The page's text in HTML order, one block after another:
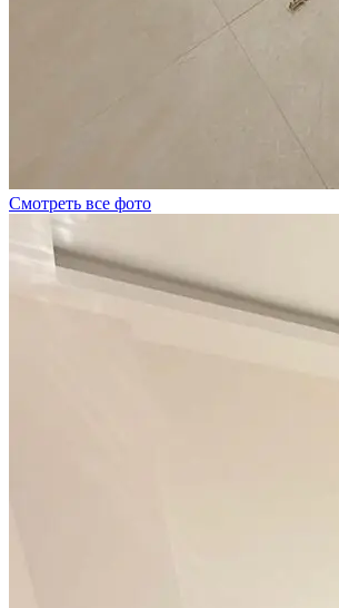
Смотреть все фото